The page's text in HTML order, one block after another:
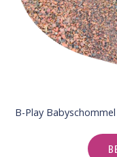
B-Play